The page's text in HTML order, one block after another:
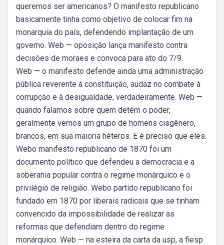
queremos ser americanos? O manifesto republicano
basicamente tinha como objetivo de colocar fim na
monarquia do país, defendendo implantação de um
governo. Web — oposição lança manifesto contra
decisões de moraes e convoca para ato do 7/9.
Web — o manifesto defende ainda uma administração
pública reverente à constituição, audaz no combate à
corrupção e à desigualdade, verdadeiramente. Web —
quando falamos sobre quem detém o poder,
geralmente vemos um grupo de homens cisgênero,
brancos, em sua maioria héteros. E é preciso que eles.
Webo manifesto republicano de 1870 foi um
documento político que defendeu a democracia e a
soberania popular contra o regime monárquico e o
privilégio de religião. Webo partido republicano foi
fundado em 1870 por liberais radicais que se tinham
convencido da impossibilidade de realizar as
reformas que defendiam dentro do regime
monárquico. Web — na esteira da carta da usp, a fiesp